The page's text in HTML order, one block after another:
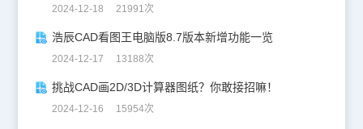
2024-12-18 21991次
浩辰CAD看图王电脑版8.7版本新增功能一览
2024-12-17 13188次
挑战CAD画2D/3D计算器图纸？你敢接招嘛！
2024-12-16 15954次